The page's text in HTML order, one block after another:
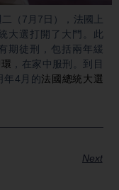
（7月7日），法國上
大選打開了大門。此
期徒刑，包括兩年緩
，在家中服刑。到目
年4月的法國總統大選
Next